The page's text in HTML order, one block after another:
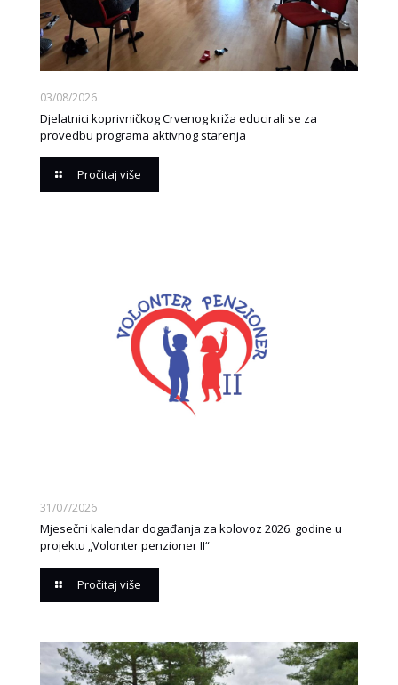
03/08/2026
Djelatnici koprivničkog Crvenog križa educirali se za
provedbu programa aktivnog starenja
Pročitaj više
31/07/2026
Mjesečni kalendar događanja za kolovoz 2026. godine u
projektu „Volonter penzioner II“
Pročitaj više